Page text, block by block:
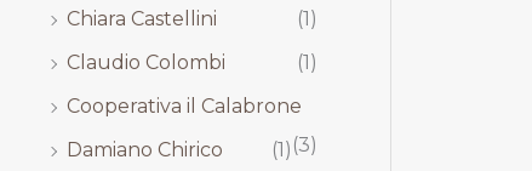
Chiara Castellini
(1)
Claudio Colombi
(1)
Cooperativa il Calabrone
(3)
Damiano Chirico
(1)